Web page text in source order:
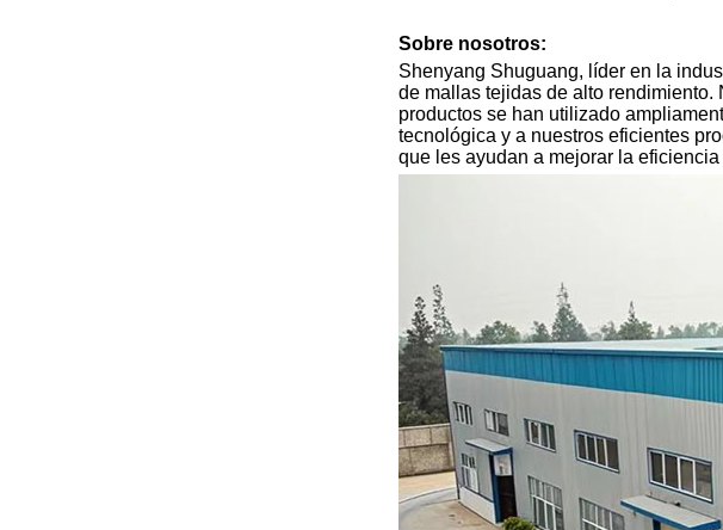
Sobre nosotros:
Shenyang Shuguang, líder en la
de mallas tejidas de alto rendimiento.
productos se han utilizado
tecnológica y a nuestros eficientes
que les ayudan a mejorar la